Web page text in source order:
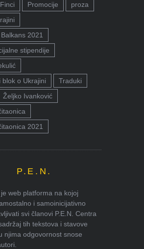
Promocije
proza
2021
stipendije
blok o Ukrajini
Traduki
Željko Ivanković
2021
P.E.N.
web platforma na kojoj
i samoinicijativno
svi članovi P.E.N. Centra
tih tekstova i stavove
njima odgovornost snose